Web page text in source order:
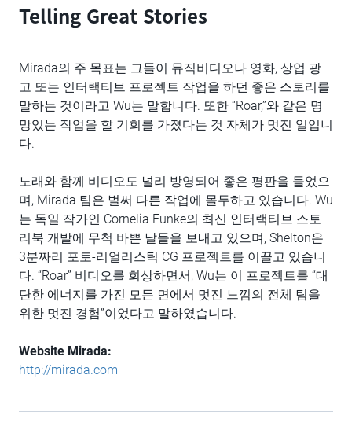
Telling Great Stories
Mirada의 주 목표는 그들이 뮤직비디오나 영화, 상업 광
고 또는 인터랙티브 프로젝트 작업을 하던 좋은 스토리를
말하는 것이라고 Wu는 말합니다. 또한 “Roar,”와 같은 명
망있는 작업을 할 기회를 가졌다는 것 자체가 멋진 일입니
다.
노래와 함께 비디오도 널리 방영되어 좋은 평판을 들었으
며, Mirada 팀은 벌써 다른 작업에 몰두하고 있습니다. Wu
는 독일 작가인 Cornelia Funke의 최신 인터랙티브 스토
리북 개발에 무척 바쁜 날들을 보내고 있으며, Shelton은
3분짜리 포토-리얼리스틱 CG 프로젝트를 이끌고 있습니
다. “Roar” 비디오를 회상하면서, Wu는 이 프로젝트를 “대
단한 에너지를 가진 모든 면에서 멋진 느낌의 전체 팀을
위한 멋진 경험”이었다고 말하였습니다.
Website Mirada:
http://mirada.com